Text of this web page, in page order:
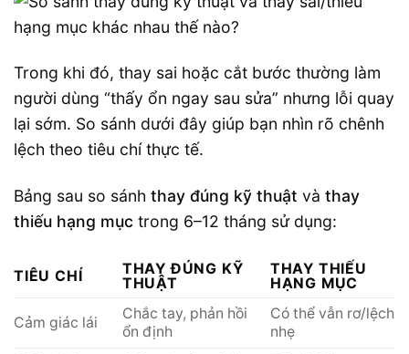
Trong khi đó, thay sai hoặc cắt bước thường làm
người dùng “thấy ổn ngay sau sửa” nhưng lỗi quay
lại sớm. So sánh dưới đây giúp bạn nhìn rõ chênh
lệch theo tiêu chí thực tế.
Bảng sau so sánh thay đúng kỹ thuật và thay
thiếu hạng mục trong 6–12 tháng sử dụng:
TIÊU CHÍ
THAY ĐÚNG KỸ
THUẬT
THAY THIẾU
HẠNG MỤC
Cảm giác lái
Chắc tay, phản hồi
ổn định
Có thể vẫn rơ/lệch
nhẹ